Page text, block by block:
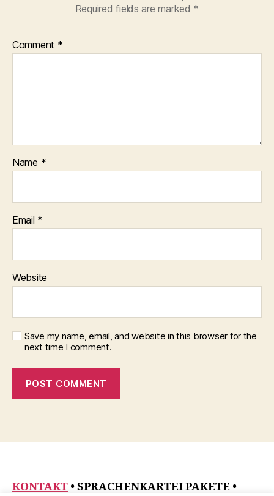
Required fields are marked *
Comment *
Name *
Email *
Website
Save my name, email, and website in this browser for the
next time I comment.
KONTAKT • SPRACHENKARTEI PAKETE •